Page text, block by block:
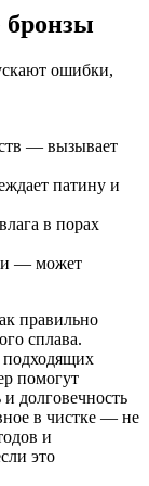
ошибки,
— вызывает
патину и
в порах
— может
правильно
сплава.
подходящих
помогут
и долговечность
в чистке — не
и
это